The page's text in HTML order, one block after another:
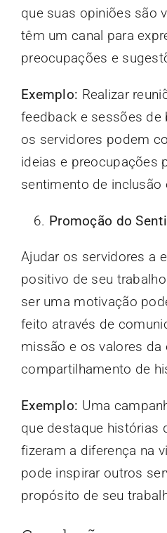
que suas opiniões são
têm um canal para
preocupações e
Exemplo: Realizar
feedback e sessões
os servidores podem
ideias e preocupações
sentimento de inclusão
Promoção do
Ajudar os servidores a
positivo de seu
ser uma motivação
feito através de
missão e os valores da
compartilhamento de
Exemplo: Uma
que destaque histórias
fizeram a diferença na
pode inspirar outros
propósito de seu